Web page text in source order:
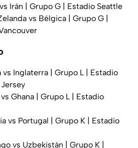
Irán | Grupo G | Estadio Seattle
vs Bélgica | Grupo G |
vs Inglaterra | Grupo L | Estadio
Ghana | Grupo L | Estadio
vs Portugal | Grupo K | Estadio
vs Uzbekistán | Grupo K |